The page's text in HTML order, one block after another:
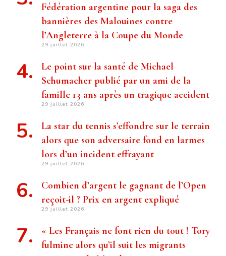
Fédération argentine pour la saga des
bannières des Malouines contre
l’Angleterre à la Coupe du Monde
29 juillet 2026
Le point sur la santé de Michael
Schumacher publié par un ami de la
famille 13 ans après un tragique accident
29 juillet 2026
La star du tennis s’effondre sur le terrain
alors que son adversaire fond en larmes
lors d’un incident effrayant
29 juillet 2026
Combien d’argent le gagnant de l’Open
reçoit-il ? Prix ​​en argent expliqué
29 juillet 2026
« Les Français ne font rien du tout ! Tory
fulmine alors qu’il suit les migrants